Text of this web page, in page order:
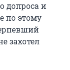
допроса и
по этому
захотел